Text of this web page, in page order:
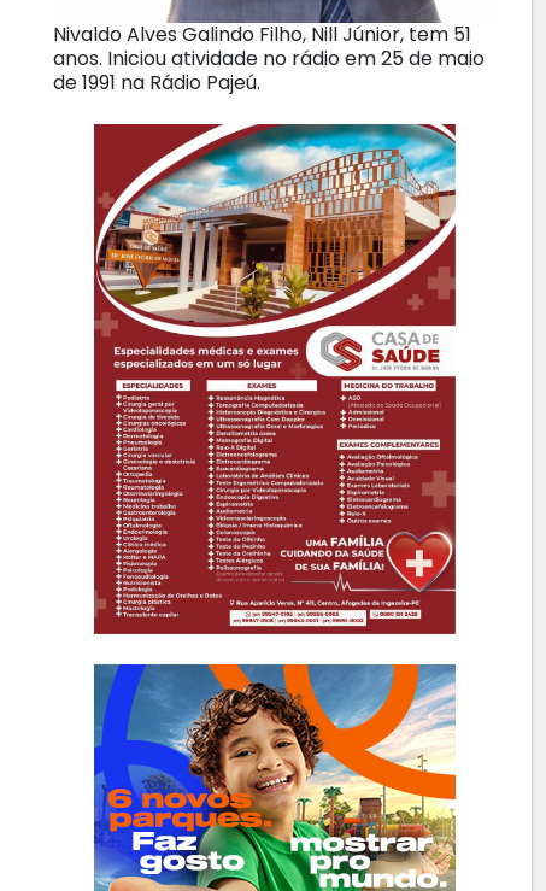
Nivaldo Alves Galindo Filho, Nill Júnior, tem 51
anos. Iniciou atividade no rádio em 25 de maio
de 1991 na Rádio Pajeú.